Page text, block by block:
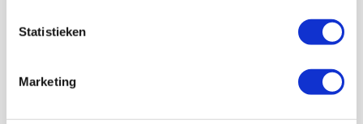
Statistieken
Marketing
SEP